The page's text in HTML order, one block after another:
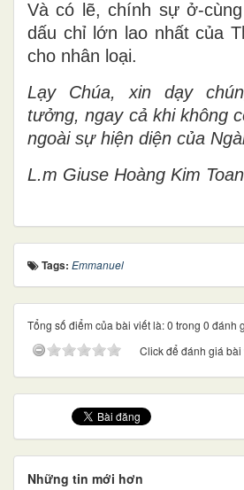
Và có lẽ, chính sự ở-
dấu chỉ lớn lao nhất của
cho nhân loại.
Lạy Chúa, xin dạy
tưởng, ngay cả khi không
ngoài sự hiện diện của
L.m Giuse Hoàng Kim Toan
Tags: Emmanuel
Tổng số điểm của bài viết là: 0 trong 0 đánh
Click để đánh giá bài
Những tin mới hơn